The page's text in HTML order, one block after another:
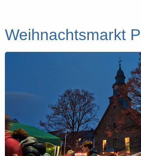
Weihnachtsmarkt